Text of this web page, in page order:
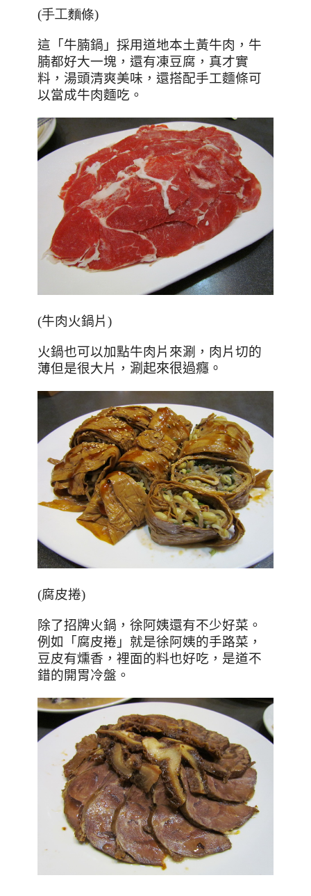
(手工麵條)
這「牛腩鍋」採用道地本土黃牛肉，牛
腩都好大一塊，還有凍豆腐，真才實
料，湯頭清爽美味，還搭配手工麵條可
以當成牛肉麵吃。
(牛肉火鍋片)
火鍋也可以加點牛肉片來涮，肉片切的
薄但是很大片， 涮起來很過癮。
(腐皮捲)
除了招牌火鍋 ，徐阿姨還有不少好菜。
例如「腐皮捲 」就是徐阿姨的手路菜 ，
豆皮有燻香，裡面的料也好吃，是道不
錯的開胃冷盤。